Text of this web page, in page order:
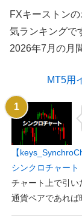
FXキーストン
気ランキングで
2026年7月の月
MT5用
【
シンクロチャート
チャート上で引い
通貨ペアであれば